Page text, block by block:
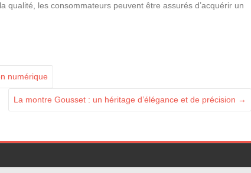
qualité, les consommateurs peuvent être assurés d’acquérir un
numérique
La montre Gousset : un héritage d’élégance et de précision →